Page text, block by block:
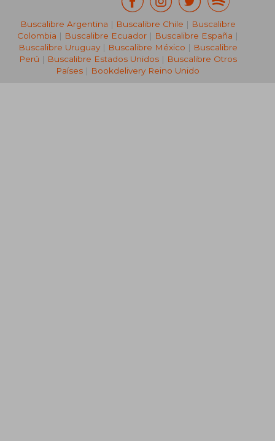
₡ 10.803
Buscalibre Argentina | Buscalibre Chile | Buscalibre
Colombia | Buscalibre Ecuador | Buscalibre España |
Buscalibre Uruguay| Buscalibre México | Buscalibre
Perú | Buscalibre Estados Unidos| Buscalibre Otros
Países | Bookdelivery Reino Unido